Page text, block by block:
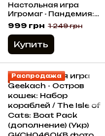
Настольная игра
Игромаг - Пандемия:
На грани / Pandemic:
On the Brink
(дополнение) (Укр)
999 грн 1 249 грн
Купить
Распродажа